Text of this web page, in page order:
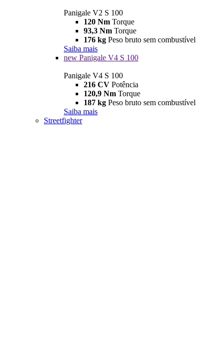
Panigale V2 S 100
120 Nm Torque
93,3 Nm Torque
176 kg Peso bruto sem combustível
Saiba mais
new Panigale V4 S 100
Panigale V4 S 100
216 CV Potência
120,9 Nm Torque
187 kg Peso bruto sem combustível
Saiba mais
Streetfighter